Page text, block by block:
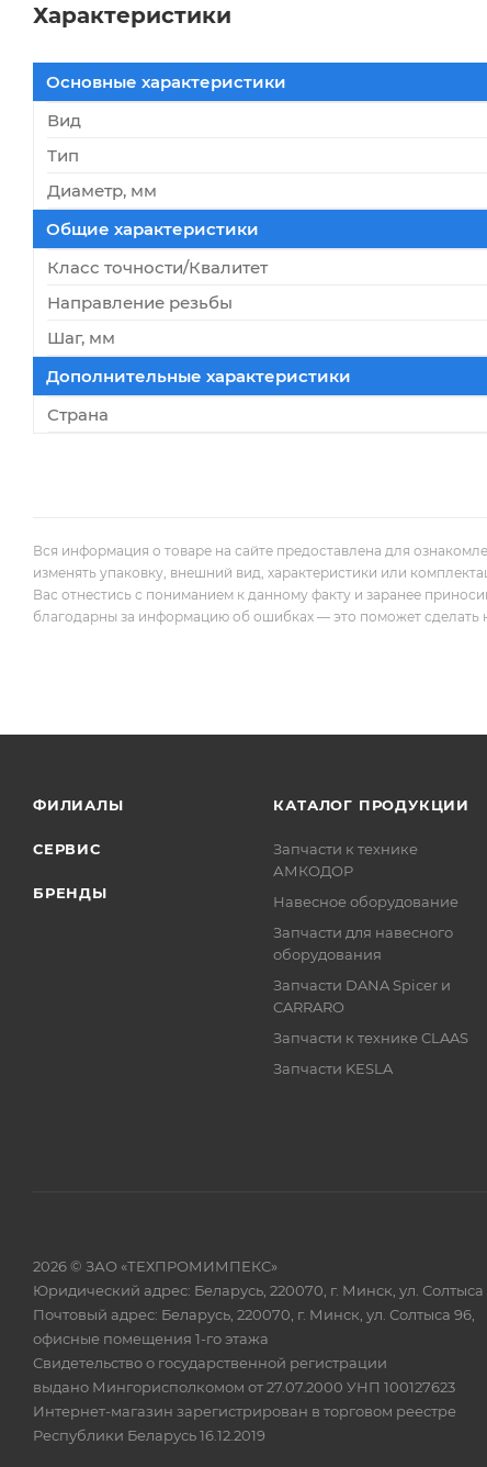
Характеристики
Основные характеристики
Вид
Тип
Диаметр, мм
Общие характеристики
Класс точности/Квалитет
Направление резьбы
Шаг, мм
Дополнительные характеристики
Страна
Вся информация о товаре на сайте предоставлена для
изменять упаковку, внешний вид, характеристики или
Вас отнестись с пониманием к данному факту и заранее
благодарны за информацию об ошибках — это поможет сделать
ФИЛИАЛЫ
СЕРВИС
БРЕНДЫ
КАТАЛОГ ПРОДУКЦИИ
Запчасти к технике
АМКОДОР
Навесное оборудование
Запчасти для навесного
оборудования
Запчасти DANA Spicer и
CARRARO
Запчасти к технике CLAAS
Запчасти KESLA
2026 © ЗАО «ТЕХПРОМИМПЕКС»
Юридический адрес: Беларусь, 220070, г. Минск, ул. Солтыса
Почтовый адрес: Беларусь, 220070, г. Минск, ул. Солтыса 96,
офисные помещения 1-го этажа
Свидетельство о государственной регистрации
выдано Мингорисполкомом от 27.07.2000 УНП 100127623
Интернет-магазин зарегистрирован в торговом реестре
Республики Беларусь 16.12.2019